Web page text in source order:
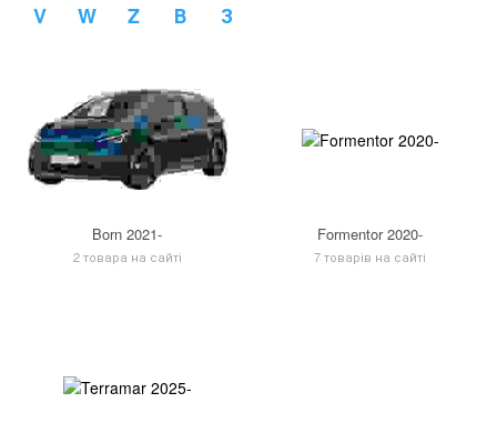
V
W Z В З
Born 2021-
2 товара на сайті
Formentor 2020-
7 товарів на сайті